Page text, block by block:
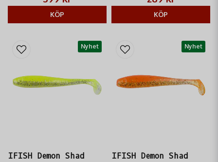
KÖP
för långvarig hållbarhet.
KÖP
IFISH Demon Shad
Nyhet
IFISH Demon Shad
Nyhet